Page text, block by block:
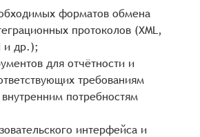
форматов обмена
протоколов (XML,
и др.);
для отчётности и
требованиям
потребностям
интерфейса и